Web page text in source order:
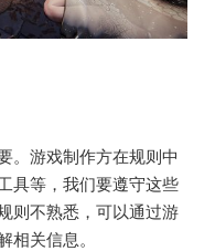
。游戏制作方在规则中
具等，我们要遵守这些
则不熟悉，可以通过游
相关信息。